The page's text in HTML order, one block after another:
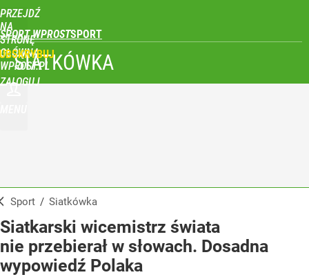
PRZEJDŹ
NA
STRONĘ
GŁÓWNĄ
WPROST.PL
SPORT WPROST
ZALOGUJ
SIATKÓWKA
Sport / Siatkówka
Siatkarski wicemistrz świata
nie przebierał w słowach. Dosadna
wypowiedź Polaka